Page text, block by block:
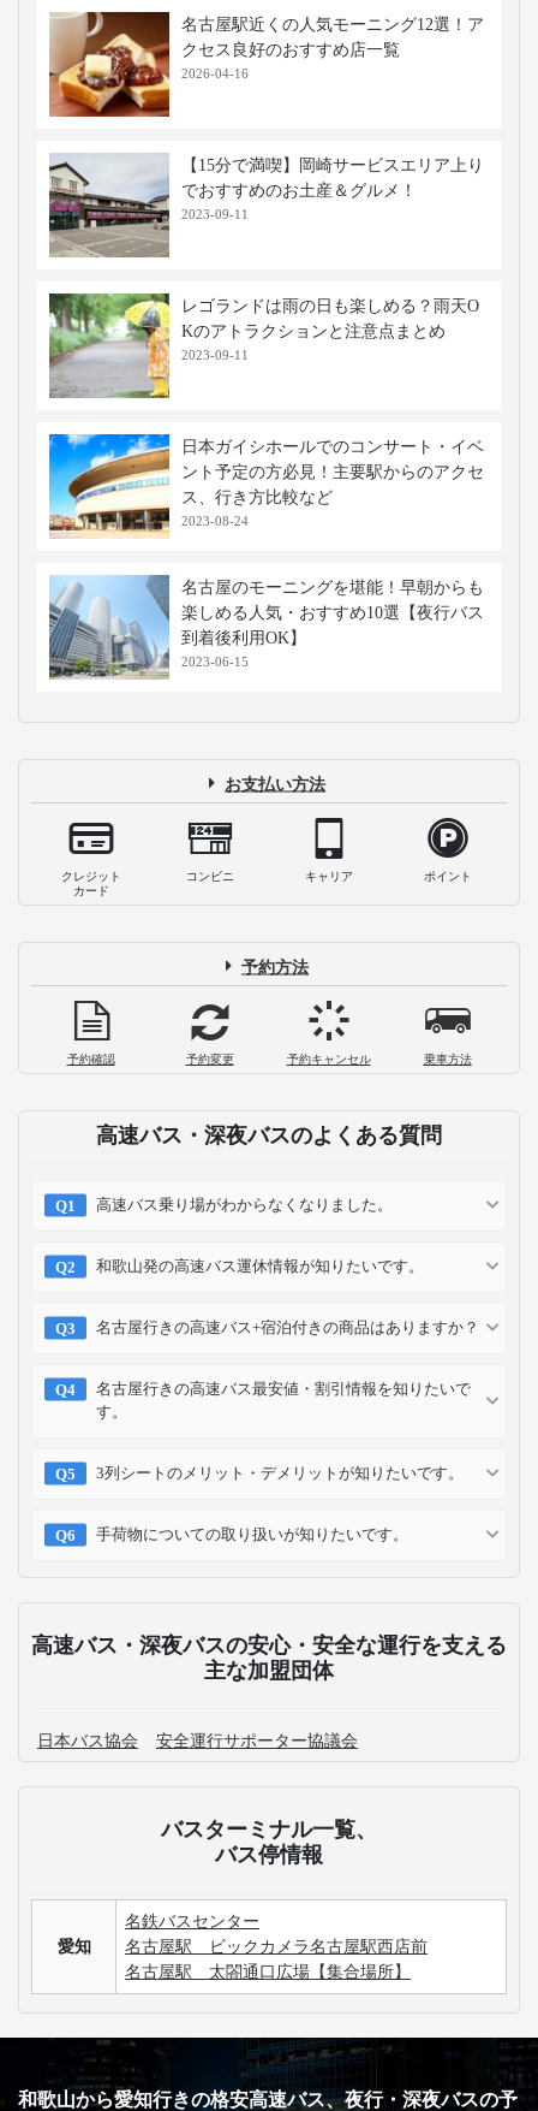
名古屋駅近くの人気モーニング12選！ア
クセス良好のおすすめ店一覧
2026-04-16
【15分で満喫】岡崎サービスエリア上り
でおすすめのお土産＆グルメ！
2023-09-11
レゴランドは雨の日も楽しめる？雨天O
Kのアトラクションと注意点まとめ
2023-09-11
日本ガイシホールでのコンサート・イベ
ント予定の方必見！主要駅からのアクセ
ス、行き方比較など
2023-08-24
名古屋のモーニングを堪能！早朝からも
楽しめる人気・おすすめ10選【夜行バス
到着後利用OK】
2023-06-15
お支払い方法
クレジット
カード
コンビニ キャリア ポイント
予約方法
予約確認 予約変更 予約キャンセル 乗車方法
高速バス・深夜バスのよくある質問
高速バス乗り場がわからなくなりました。
和歌山発の高速バス運休情報が知りたいです。
名古屋行きの高速バス+宿泊付きの商品はありますか？
名古屋行きの高速バス最安値・割引情報を知りたいで
す。
3列シートのメリット・デメリットが知りたいです。
手荷物についての取り扱いが知りたいです。
高速バス・深夜バスの安心・安全な運行を支える
主な加盟団体
日本バス協会 安全運行サポーター協議会
バスターミナル一覧、
バス停情報
愛知
名鉄バスセンター
名古屋駅 ビックカメラ名古屋駅西店前
名古屋駅 太閤通口広場【集合場所】
和歌山から愛知行きの格安高速バス、夜行・深夜バスの予